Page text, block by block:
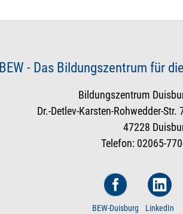
BEW - Das Bildungszentrum für
Bildungszentrum
Dr.-Detlev-Karsten-Rohwedder-Str.
47228
Telefon: 02065-
BEW-Duisburg LinkedIn